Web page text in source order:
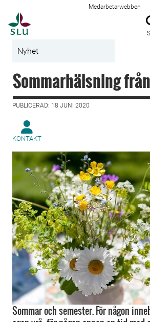
Medarbetarwebben
Nyhet
Sommarhälsning
PUBLICERAD: 18 JUNI 2020
KONTAKT
Sommar och semester. För någon